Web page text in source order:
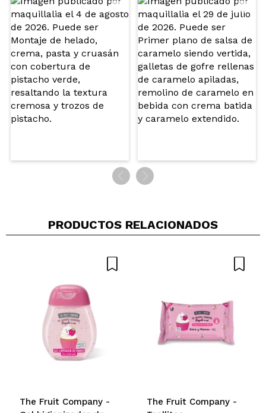
Opinión
verificada
|
Hace 4
años
Útil
Responder
Judit
Me encanta esta marca. Todo huele genial. Los
higienizadores no son nada pegajosos y no ocupan
nada, los puedes llevar en cualquier sitio.
¿Recomendarías su compra?Si
fruit company
¿Recomendarías su compra?Si
verificada
Carmen
huele que es una maravilla
¿Recomendarías su compra?
|Hace 5 años
PRODUCTOS RELACIONADOS
The Fruit Company -
The Fruit Company -